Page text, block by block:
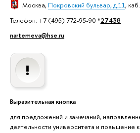
Москва, Покровский бульвар, д.11,
Телефон: +7 (495) 772-95-90 *27438
nartemeva@hse.ru
Выразительная кнопка
для предложений и замечаний,
деятельности университета и повышение